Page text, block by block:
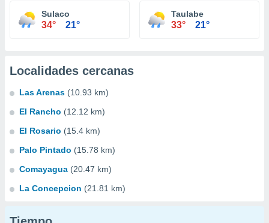
Sulaco
34° 21°
Taulabe
33° 21°
Localidades cercanas
Las Arenas (10.93 km)
El Rancho (12.12 km)
El Rosario (15.4 km)
Palo Pintado (15.78 km)
Comayagua (20.47 km)
La Concepcion (21.81 km)